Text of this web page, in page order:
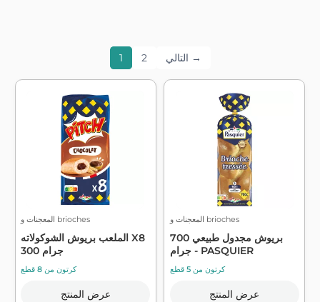
1 2 التالي →
المعجنات و brioches
الملعب بريوش الشوكولاته X8
300 جرام
كرتون من 8 قطع
عرض المنتج
المعجنات و brioches
بريوش مجدول طبيعي 700
جرام - PASQUIER
كرتون من 5 قطع
عرض المنتج